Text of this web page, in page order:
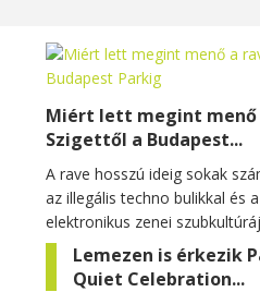
Miért lett megint menő
Szigettől a Budapest...
A rave hosszú ideig sokak
az illegális techno bulikkal és
elektronikus zenei
Lemezen is érkezik
Quiet Celebration...